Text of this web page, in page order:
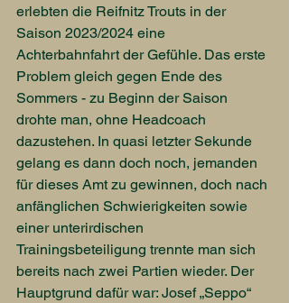
erlebten die Reifnitz Trouts in der
Saison 2023/2024 eine
Achterbahnfahrt der Gefühle. Das erste
Problem gleich gegen Ende des
Sommers - zu Beginn der Saison
drohte man, ohne Headcoach
dazustehen. In quasi letzter Sekunde
gelang es dann doch noch, jemanden
für dieses Amt zu gewinnen, doch nach
anfänglichen Schwierigkeiten sowie
einer unterirdischen
Trainingsbeteiligung trennte man sich
bereits nach zwei Partien wieder. Der
Hauptgrund dafür war: Josef „Seppo“